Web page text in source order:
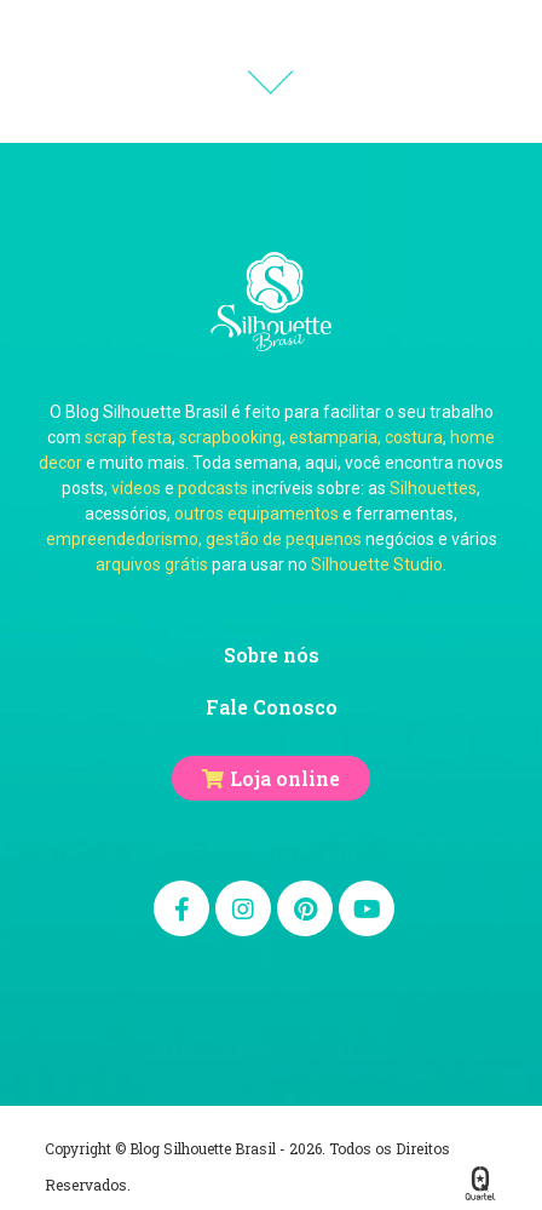
Carla Eschberger
Carol Pessoa
Ju Mirthes
O Blog Silhouette Brasil é feito para facilitar o seu trabalho
com scrap festa, scrapbooking, estamparia, costura, home
decore muito mais. Toda semana, aqui, você encontra novos
posts, vídeos e podcasts incríveis sobre: as Silhouettes,
acessórios, outros equipamentos e ferramentas,
empreendedorismo, gestão de pequenos negócios e vários
arquivos grátis para usar no Silhouette Studio
Sobre nós
Fale Conosco
Loja online
Copyright © Blog Silhouette Brasil - 2026. Todos os Direitos
Reservados.